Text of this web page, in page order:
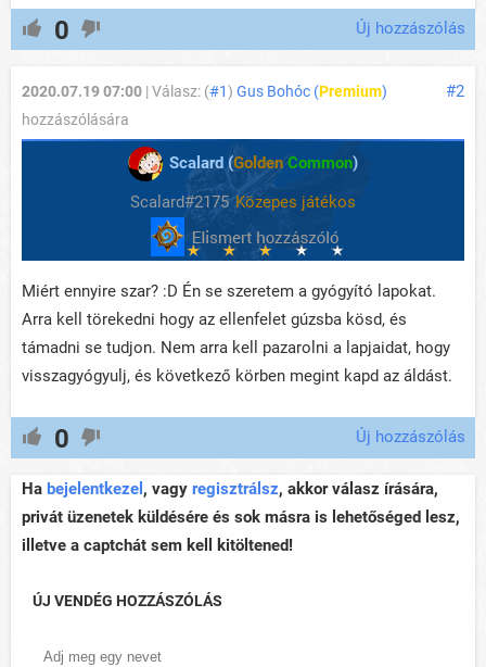
0 Új hozzászólás
#2
2020.07.19 07:00 | Válasz: (#1) Gus Bohóc (Premium)
hozzászólására
Scalard (Golden Common)
Scalard#2175 Közepes játékos
Miért ennyire szar? :D Én se szeretem a gyógyító lapokat.
Arra kell törekedni hogy az ellenfelet gúzsba kösd, és
támadni se tudjon. Nem arra kell pazarolni a lapjaidat, hogy
visszagyógyulj, és következő körben megint kapd az áldást.
0 Új hozzászólás
Ha bejelentkezel , vagy regisztrálsz, akkor válasz írására,
privát üzenetek küldésére és sok másra is lehetőséged lesz,
illetve a captchát sem kell kitöltened!
ÚJ VENDÉG HOZZÁSZÓLÁS